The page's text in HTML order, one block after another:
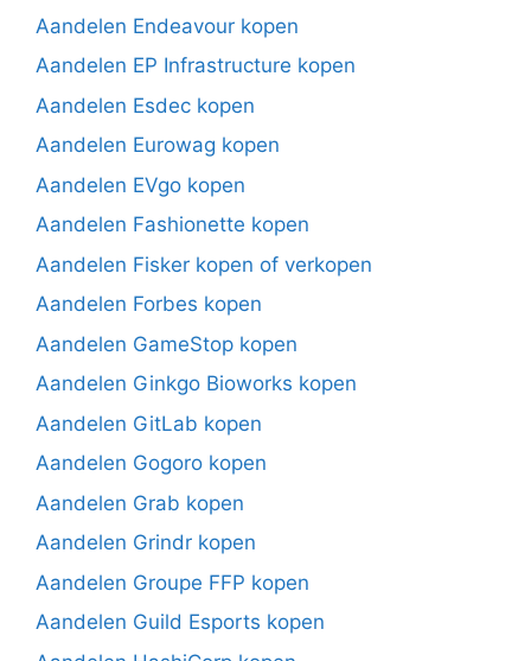
Aandelen Endeavour kopen
Aandelen EP Infrastructure kopen
Aandelen Esdec kopen
Aandelen Eurowag kopen
Aandelen EVgo kopen
Aandelen Fashionette kopen
Aandelen Fisker kopen of verkopen
Aandelen Forbes kopen
Aandelen GameStop kopen
Aandelen Ginkgo Bioworks kopen
Aandelen GitLab kopen
Aandelen Gogoro kopen
Aandelen Grab kopen
Aandelen Grindr kopen
Aandelen Groupe FFP kopen
Aandelen Guild Esports kopen